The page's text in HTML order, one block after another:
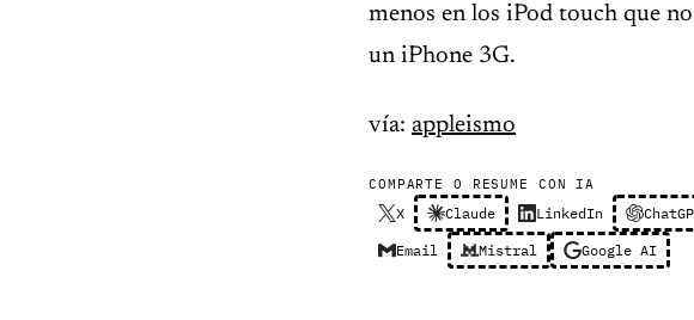
menos en los iPod touch que
un iPhone 3G.
vía: appleismo
COMPARTE O RESUME CON IA
X Claude LinkedIn
Email Mistral Google AI